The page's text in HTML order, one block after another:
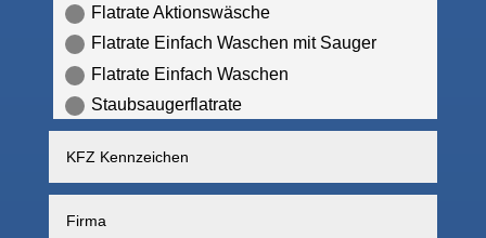
Flatrate Aktionswäsche
Flatrate Einfach Waschen mit Sauger
Flatrate Einfach Waschen
Staubsaugerflatrate